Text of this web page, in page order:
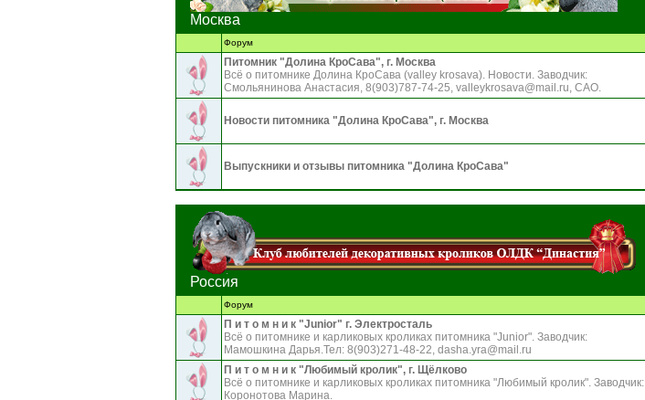
Москва
Форум
Питомник "Долина КроСава", г. Москва
Всё о питомнике Долина КроСава (valley krosava). Новости. Заводчик:
Смольянинова Анастасия, 8(903)787-74-25, valleykrosava@mail.ru, САО.
Новости питомника "Долина КроСава", г. Москва
Выпускники и отзывы питомника "Долина КроСава"
Россия
Форум
П и т о м н и к "Junior" г. Электросталь
Всё о питомнике и карликовых кроликах питомника "Junior". Заводчик:
Мамошкина Дарья.Тел: 8(903)271-48-22, dasha.yra@mail.ru
П и т о м н и к "Любимый кролик", г. Щёлково
Всё о питомнике и карликовых кроликах питомника "Любимый кролик". Заводчик:
Коронотова Марина.